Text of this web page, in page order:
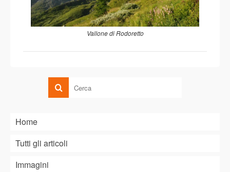
Vallone di Rodoretto
Home
Tutti gli articoli
Immagini